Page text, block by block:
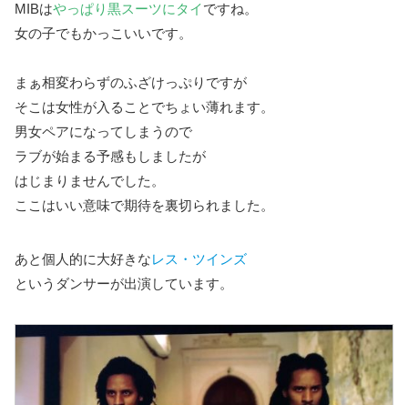
MIBはやっぱり黒スーツにタイですね。
女の子でもかっこいいです。
まぁ相変わらずのふざけっぷりですが
そこは女性が入ることでちょい薄れます。
男女ペアになってしまうので
ラブが始まる予感もしましたが
はじまりませんでした。
ここはいい意味で期待を裏切られました。
あと個人的に大好きなレス・ツインズ
というダンサーが出演しています。